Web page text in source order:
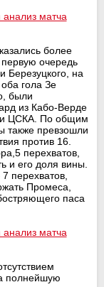
более
очередь
Березуцкого, на
оба гола Зе
были
из Кабо-Верде
ЦСКА. По общим
также превзошли
против 16.
перехватов,
и его доля вины.
перехватов,
Промеса,
паса
полнейшую